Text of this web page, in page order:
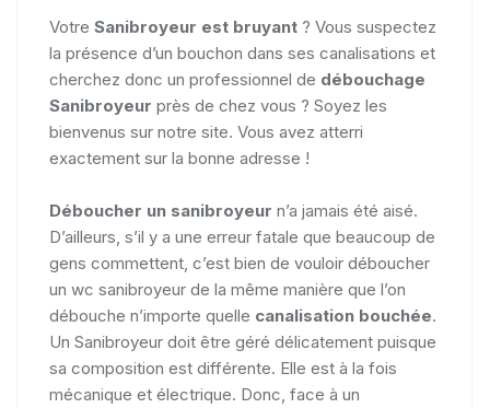
Votre Sanibroyeur est bruyant ? Vous suspectez
la présence d’un bouchon dans ses canalisations et
cherchez donc un professionnel de débouchage
Sanibroyeur près de chez vous ? Soyez les
bienvenus sur notre site. Vous avez atterri
exactement sur la bonne adresse !
Déboucher un sanibroyeur n’a jamais été aisé.
D’ailleurs, s’il y a une erreur fatale que beaucoup de
gens commettent, c’est bien de vouloir déboucher
un wc sanibroyeur de la même manière que l’on
débouche n’importe quelle canalisation bouchée.
Un Sanibroyeur doit être géré délicatement puisque
sa composition est différente. Elle est à la fois
mécanique et électrique. Donc, face à un